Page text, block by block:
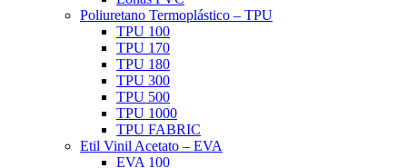
Poliuretano Termoplástico – TPU
TPU 100
TPU 170
TPU 180
TPU 300
TPU 500
TPU 1000
TPU FABRIC
Etil Vinil Acetato – EVA
EVA 100